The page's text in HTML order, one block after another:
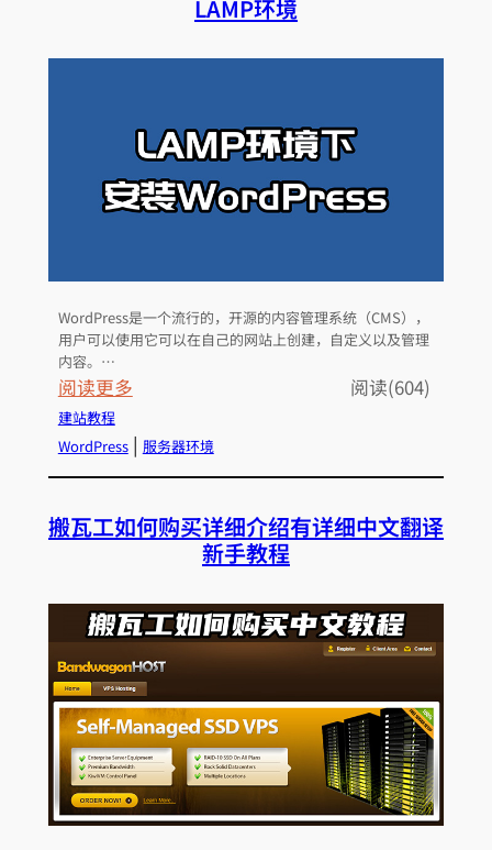
L
e
t
’
c
r
y
t
生
免
S
L
来
配
置
H
T
T
LAMP环境
WordPress是一个流行的，开源的内容管理系统（CMS），
用户可以使用它可以在自己的网站上创建，自定义以及管理
内容。…
阅读更多：
何
在
b
t
u
上
安
装
W
o
r
阅读(604)
建站教程
WordPress | 服务器环境
搬瓦工如何购买详细介绍有详细中文翻译
新手教程